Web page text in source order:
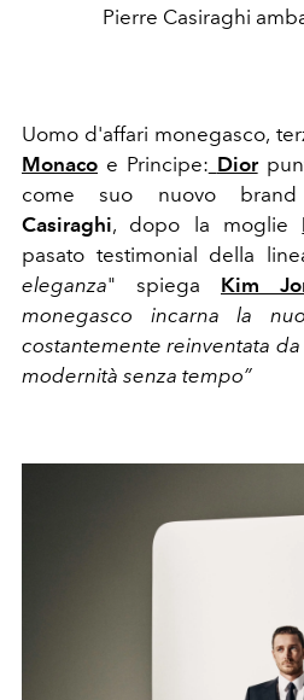
Pierre Casiraghi
Uomo d'affari monegasco,
Monaco e Principe: Dior
come suo nuovo brand
Casiraghi, dopo la moglie
pasato testimonial della
eleganza" spiega Kim
monegasco incarna la
costantemente reinventata
modernità senza tempo”